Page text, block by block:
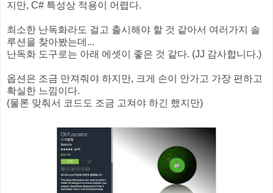
지만, C# 특성상 적용이 어렵다.
최소한 난독화라도 걸고 출시해야 할 것 같아서 여러가지 솔
루션을 찾아봤는데...
난독화 도구로는 아래 에셋이 좋은 것 같다. (JJ 감사합니다.)
옵션은 조금 만져줘야 하지만, 크게 손이 안가고 가장 편하고
확실한 느낌이다.
(물론 맞춰서 코드도 조금 고쳐야 하긴 했지만)